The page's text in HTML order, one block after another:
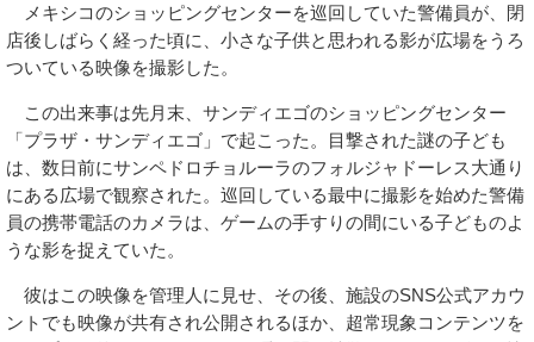
メキシコのショッピングセンターを巡回していた警備員が、閉
店後しばらく経った頃に、小さな子供と思われる影が広場をうろ
ついている映像を撮影した。
この出来事は先月末、サンディエゴのショッピングセンター
「プラザ・サンディエゴ」で起こった。目撃された謎の子ども
は、数日前にサンペドロチョルーラのフォルジャドーレス大通り
にある広場で観察された。巡回している最中に撮影を始めた警備
員の携帯電話のカメラは、ゲームの手すりの間にいる子どものよ
うな影を捉えていた。
彼はこの映像を管理人に見せ、その後、施設のSNS公式アカウ
ントでも映像が共有され公開されるほか、超常現象コンテンツを